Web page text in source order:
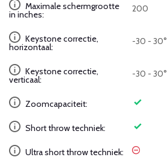
Maximale schermgrootte
in inches:
200
Keystone correctie,
horizontaal:
-30 - 30°
Keystone correctie,
verticaal:
-30 - 30°
Zoomcapaciteit:
Short throw techniek:
Ultra short throw techniek: